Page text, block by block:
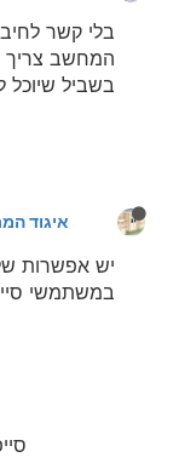
בלי קשר
המחשב צריך
בשביל שיוכל
איגוד
יש אפשרות
במשתמשי